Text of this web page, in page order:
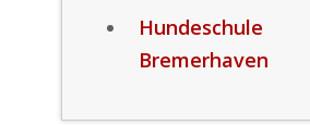
Hundeschule
Bremerhaven